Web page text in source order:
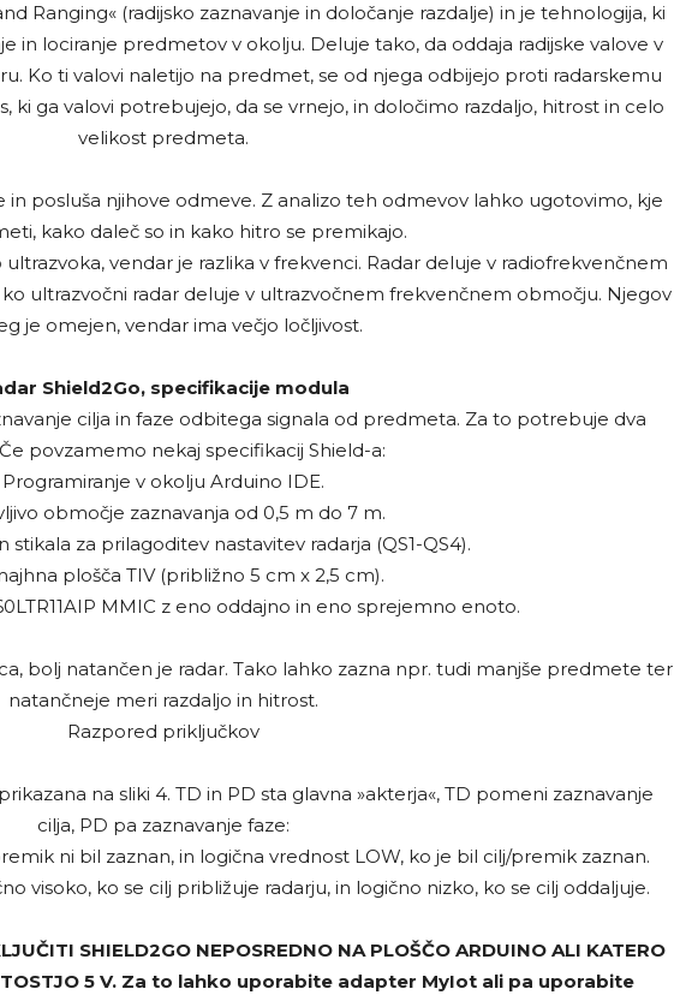
Ranging« (radijsko zaznavanje in določanje razdalje) in je tehnologija, ki
in lociranje predmetov v okolju. Deluje tako, da oddaja radijske valove v
Ko ti valovi naletijo na predmet, se od njega odbijejo proti radarskemu
ki ga valovi potrebujejo, da se vrnejo, in določimo razdaljo, hitrost in celo
velikost predmeta.
in posluša njihove odmeve. Z analizo teh odmevov lahko ugotovimo, kje
kako daleč so in kako hitro se premikajo.
vendar je razlika v frekvenci. Radar deluje v radiofrekvenčnem
ultrazvočni radar deluje v ultrazvočnem frekvenčnem območju. Njegov
je omejen, vendar ima večjo ločljivost.
Shield2Go, specifikacije modula
cilja in faze odbitega signala od predmeta. Za to potrebuje dva
povzamemo nekaj specifikacij Shield-a:
Programiranje v okolju Arduino IDE.
območje zaznavanja od 0,5 m do 7 m.
za prilagoditev nastavitev radarja (QS1-QS4).
plošča TIV (približno 5 cm x 2,5 cm).
MMIC z eno oddajno in eno sprejemno enoto.
bolj natančen je radar. Tako lahko zazna npr. tudi manjše predmete ter
natančneje meri razdaljo in hitrost.
Razpored priključkov
na sliki 4. TD in PD sta glavna »akterja«, TD pomeni zaznavanje
cilja, PD pa zaznavanje faze:
ni bil zaznan, in logična vrednost LOW, ko je bil cilj/premik zaznan.
visoko, ko se cilj približuje radarju, in logično nizko, ko se cilj oddaljuje.
SHIELD2GO NEPOSREDNO NA PLOŠČO ARDUINO ALI KATERO
5 V. Za to lahko uporabite adapter MyIot ali pa uporabite